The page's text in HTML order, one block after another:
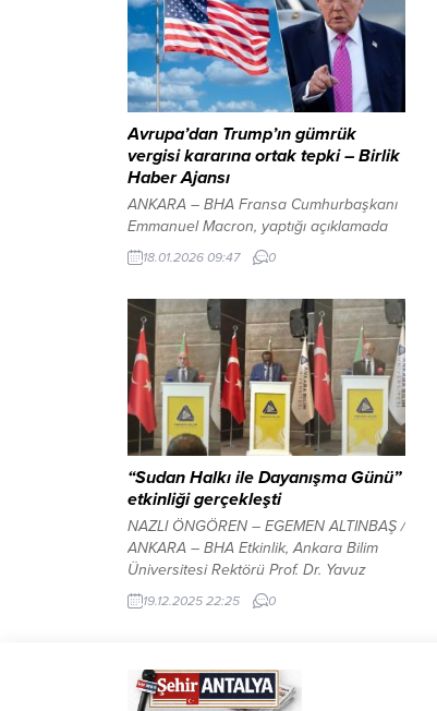
Avrupa’dan Trump’ın gümrük
vergisi kararına ortak tepki – Birlik
Haber Ajansı
ANKARA – BHA Fransa Cumhurbaşkanı
Emmanuel Macron, yaptığı açıklamada
Fransa’nın Avrupa’da ve dünyanın her
yerinde ulusların egemenliği ile
çerçevede Ukrayna’ya destek
verdiklerini hatırlatan Macron, kalıcı ve
güçlü bir barış hedefiyle Gönüllüler
Koalisyonu’nu kurduklarını ifade etti.
Macron, Danimarka’nın Grönland’da
düzenlediği askeri tatbikata katılma
kararı aldıklarını vurgulayarak, bunun...
18.01.2026 09:47 0
“Sudan Halkı ile Dayanışma Günü”
etkinliği gerçekleşti
NAZLI ÖNGÖREN – EGEMEN ALTINBAŞ /
ANKARA – BHA Etkinlik, Ankara Bilim
Üniversitesi Rektörü Prof. Dr. Yavuz
Demir’in açılış konuşmalarıyla başladı.
Programa, Sudan Ankara Büyükelçisi
YAZI ARASI REKLAM ALANI
19.12.2025 22:25 0